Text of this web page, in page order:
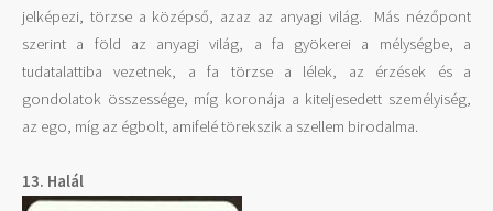
jelképezi, törzse a középső, azaz az anyagi világ. Más nézőpont
szerint a föld az anyagi világ, a fa gyökerei a mélységbe, a
tudatalattiba vezetnek, a fa törzse a lélek, az érzések és a
gondolatok összessége, míg koronája a kiteljesedett személyiség,
az ego, míg az égbolt, amifelé törekszik a szellem birodalma.
13. Halál